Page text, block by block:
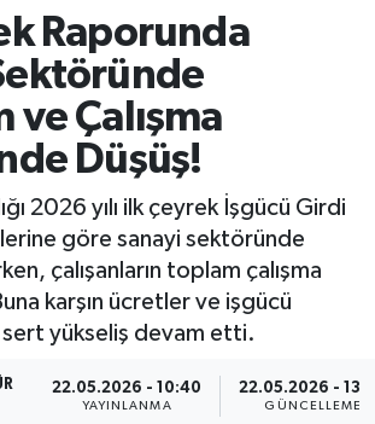
Raporunda
ve Çalışma
Düşüş!
2026 yılı ilk çeyrek İşgücü Girdi
göre sanayi sektöründe
çalışanların toplam çalışma
karşın ücretler ve işgücü
yükseliş devam etti.
22.05.2026 - 10:40
YAYINLANMA
22.05.2026 -
GÜNCELLEME
- Sanat - Turizm
Haberleri